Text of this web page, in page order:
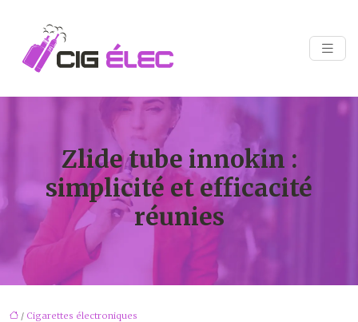
Zlide tube innokin :
simplicité et efficacité
réunies
/ Cigarettes électroniques